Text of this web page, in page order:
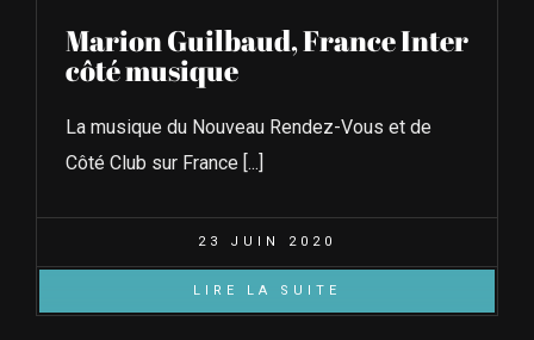
Marion Guilbaud, France Inter
côté musique
La musique du Nouveau Rendez-Vous et de
Côté Club sur France [...]
23 JUIN 2020
LIRE LA SUITE